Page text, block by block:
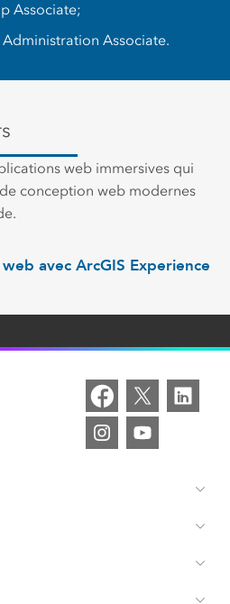
Associate;
Administration Associate.
web immersives qui
conception web modernes
avec ArcGIS Experience